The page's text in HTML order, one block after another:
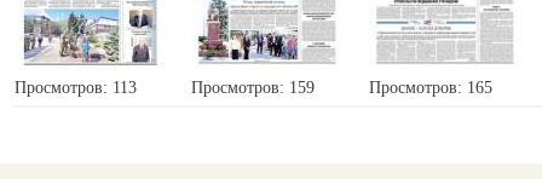
Просмотров: 113 Просмотров: 159 Просмотров: 165